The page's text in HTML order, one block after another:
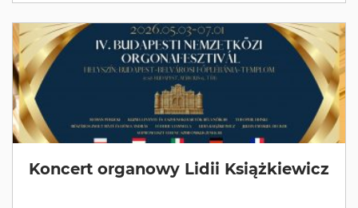
Koncert organowy Lidii Książkiewicz